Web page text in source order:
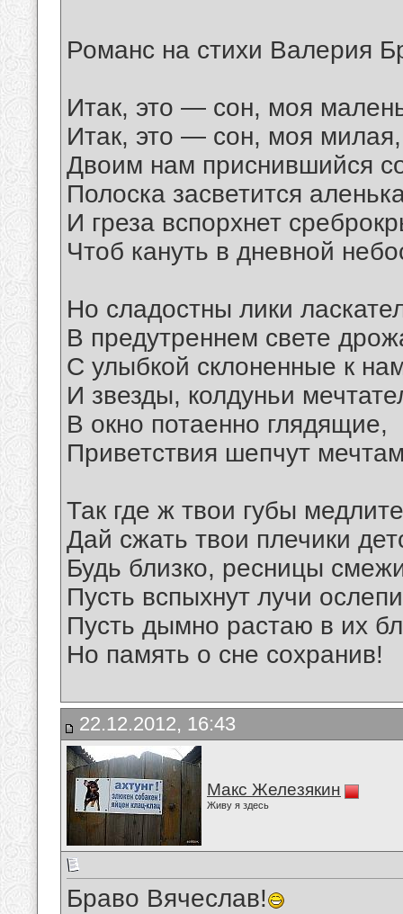
Романс на стихи Валерия
Итак, это — сон, моя
Итак, это — сон, моя милая,
Двоим нам приснившийся
Полоска засветится
И греза вспорхнет
Чтоб кануть в дневной
Но сладостны лики
В предутреннем свете
С улыбкой склоненные к
И звезды, колдуньи
В окно потаенно глядящие,
Приветствия шепчут
Так где ж твои губы
Дай сжать твои плечики
Будь близко, ресницы
Пусть вспыхнут лучи
Пусть дымно растаю в их
Но память о сне сохранив!
22.12.2012, 16:43
Макс Железякин
Живу я здесь
Браво Вячеслав!